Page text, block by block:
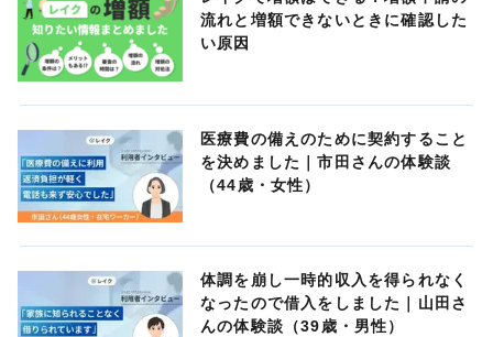
流れと増額できないときに確認した
い原因
医療費の備えのために契約すること
を決めました｜市田さんの体験談
（44歳・女性）
体調を崩し一時的収入を得られなく
なったので借入をしました｜山田さ
んの体験談（39歳・男性）